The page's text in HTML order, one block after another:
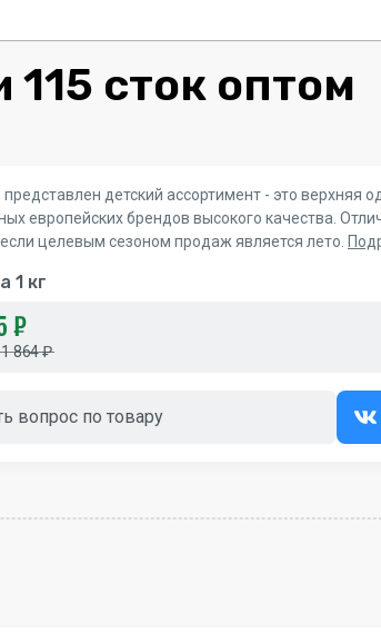
сток оптом
детский ассортимент - это верхняя
европейских брендов высокого качества.
целевым сезоном продаж является лето.
1 кг
₽
1 864 ₽
вопрос по товару